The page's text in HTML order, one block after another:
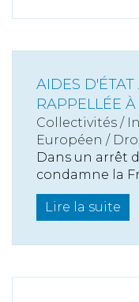
AIDES
RAPPELLÉE
Collectivités /
Européen /
Dans un arrêt
condamne la
Lire la suite